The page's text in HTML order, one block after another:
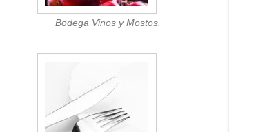
Bodega Vinos y Mostos.